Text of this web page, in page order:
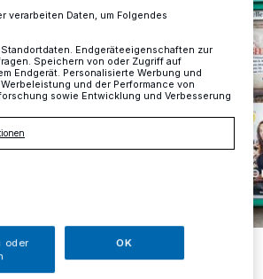
von links: Peter Nachtigall, Stefan Wigge,
Au, Hans Anton Fliegauf, Bodo
Peters, Klaus Bartel.
verarbeiten Daten, um Folgendes
Endgeräteeigenschaften zur
Speichern von oder Zugriff auf
Endgerät. Personalisierte Werbung und
und der Performance von
sowie Entwicklung und Verbesserung
oder
OK